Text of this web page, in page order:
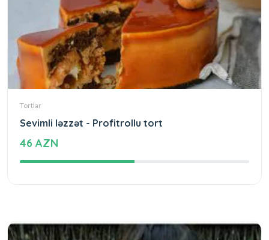
Tortlar
Sevimli ləzzət - Profitrollu tort
46 AZN